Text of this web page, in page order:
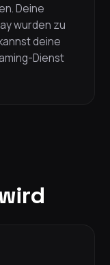
Deine
wurden zu
deine
Dienst